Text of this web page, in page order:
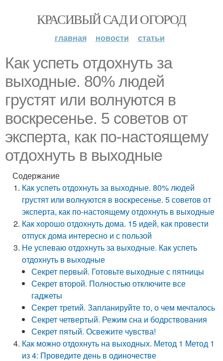
КРАСИВЫЙ САД И ОГОРОД
главная новости статьи
Как успеть отдохнуть за
выходные. 80% людей
грустят или волнуются в
воскресенье. 5 советов от
эксперта, как по-настоящему
отдохнуть в выходные
Содержание
Как успеть отдохнуть за выходные. 80% людей
грустят или волнуются в воскресенье. 5 советов от
эксперта, как по-настоящему отдохнуть в выходные
Как хорошо отдохнуть дома. 15 идей, как провести
отпуск дома интересно и с пользой
Не успеваю отдохнуть за выходные. Как успеть
отдохнуть в выходные
Секрет первый. Готовьте выходные с пятницы
Секрет второй. Полностью отключите все
гаджеты
Секрет третий. Запланируйте то, о чем мечталось
Секрет четвертый. Режим сна и бодрствования
Секрет пятый. Освежите чувства!
Как можно отдохнуть на выходных. Метод 1 Метод 1
из 4: Проведите день в одиночестве